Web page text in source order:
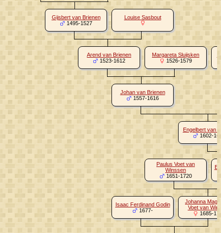
Gijsbert van Brienen
1495-1527
Louise Sasbout
Arend van Brienen
1523-1612
Margareta Sluijsken
1526-1579
Johan van Brienen
1557-1616
Engelbert van
1602-
Paulus Voet van
Winssen
1651-1720
Isaac Ferdinand Godin
1677-
Johanna
Voet van
1685-